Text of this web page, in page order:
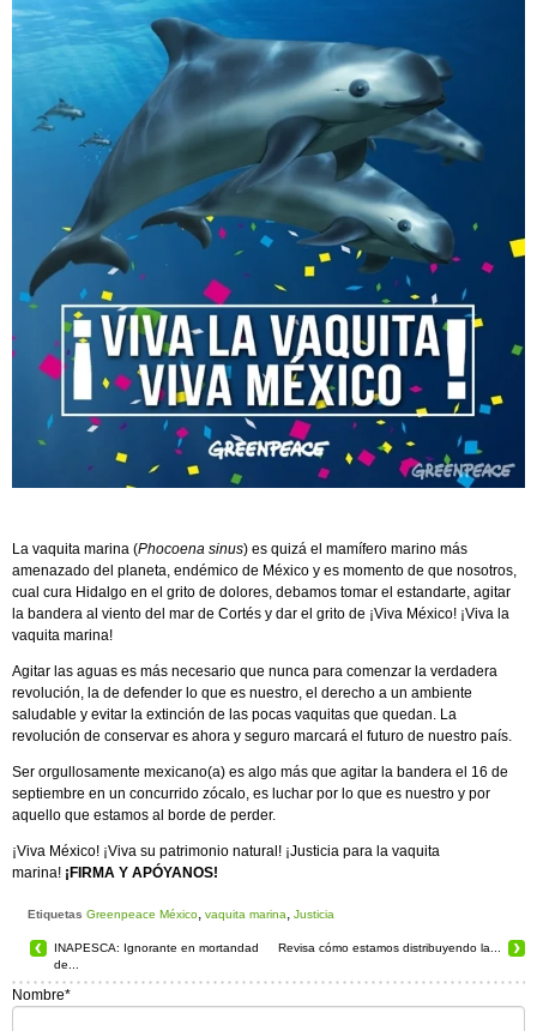
La vaquita marina (Phocoena sinus) es quizá el mamífero marino más
amenazado del planeta, endémico de México y es momento de que nosotros,
cual cura Hidalgo en el grito de dolores, debamos tomar el estandarte, agitar
la bandera al viento del mar de Cortés y dar el grito de ¡Viva México! ¡Viva la
vaquita marina!
Agitar las aguas es más necesario que nunca para comenzar la verdadera
revolución, la de defender lo que es nuestro, el derecho a un ambiente
saludable y evitar la extinción de las pocas vaquitas que quedan. La
revolución de conservar es ahora y seguro marcará el futuro de nuestro país.
Ser orgullosamente mexicano(a) es algo más que agitar la bandera el 16 de
septiembre en un concurrido zócalo, es luchar por lo que es nuestro y por
aquello que estamos al borde de perder.
¡Viva México! ¡Viva su patrimonio natural! ¡Justicia para la vaquita
marina! ¡ FIRMA Y APÓYANOS!
Etiquetas Greenpeace México,vaquita marina,Justicia
INAPESCA: Ignorante en mortandad
de...
Revisa cómo estamos distribuyendo la...
Nombre*